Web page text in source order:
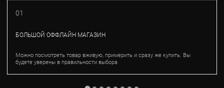
01
БОЛЬШОЙ ОФФЛАЙН МАГАЗИН
Можно посмотреть товар вживую, примерить и сразу же купить. Вы
будете уверены в правильности выбора